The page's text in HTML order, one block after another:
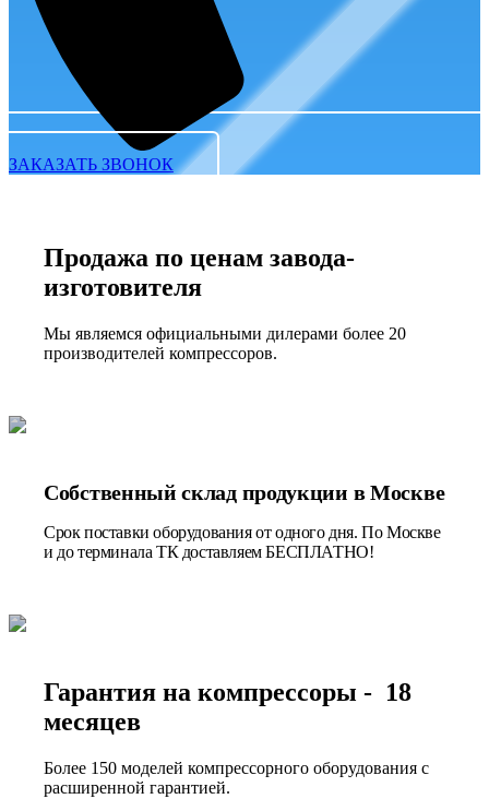
ЗАКАЗАТЬ ЗВОНОК
Продажа по ценам завода-
изготовителя
Мы являемся официальными дилерами более 20
производителей компрессоров.
Собственный склад продукции в Москве
Срок поставки оборудования от одного дня. По Москве
и до терминала ТК доставляем БЕСПЛАТНО!
Гарантия на компрессоры - 18
месяцев
Более 150 моделей компрессорного оборудования с
расширенной гарантией.